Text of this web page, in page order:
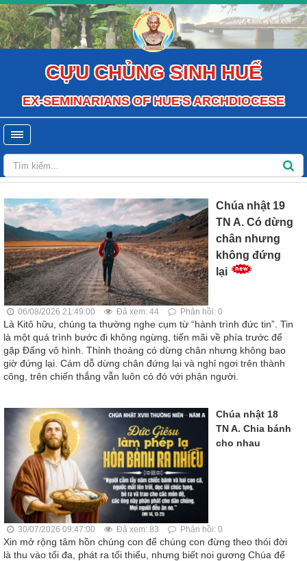
CỰU CHỦNG SINH HUẾ
EX-SEMINARIANS OF HUE'S ARCHDIOCESE
Chúa nhật 19
TN A. Có dừng
chân nhưng
không đứng
lại
06/08/2026 21:49:00 Đã xem: 44 Phản hồi: 0
Là Kitô hữu, chúng ta thường nghe cụm từ “hành trình đức tin”. Tin
là một quá trình bước đi không ngừng, tiến mãi về phía trước để
gặp Đấng vô hình. Thỉnh thoảng có dừng chân nhưng không bao
giờ đứng lại. Cám dỗ dừng chân đứng lại và nghỉ ngơi trên thành
công, trên chiến thắng vẫn luôn có đó với phận người.
Chúa nhật 18
TN A. Chia bánh
cho nhau
30/07/2026 09:47:00 Đã xem: 83 Phản hồi: 0
Xin mở rộng tâm hồn chúng con để chúng con đừng theo thói đời
là thu vào tối đa, phát ra tối thiểu, nhưng biết noi gương Chúa để